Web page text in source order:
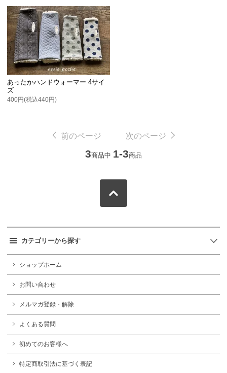
あったかハンドウォーマー 4サイ
ズ
400円(税込440円)
前のページ 次のページ
3商品中 1-3商品
カテゴリーから探す
ショップホーム
お問い合わせ
メルマガ登録・解除
よくある質問
初めてのお客様へ
特定商取引法に基づく表記